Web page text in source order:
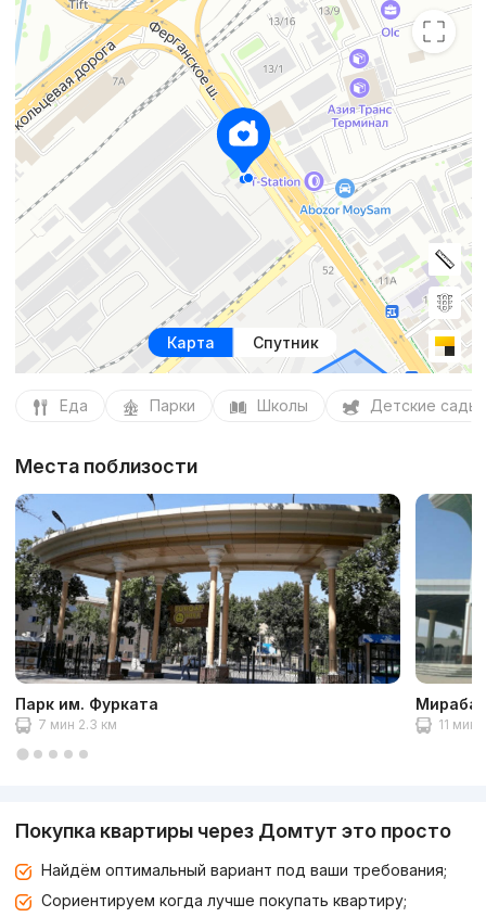
Карта Спутник
Еда Парки Школы Детские сады
Места поблизости
Парк им. Фурката
7 мин 2.3 км 11 мин
Покупка квартиры через Домтут это просто
Найдём оптимальный вариант под ваши требования;
Сориентируем когда лучше покупать квартиру;